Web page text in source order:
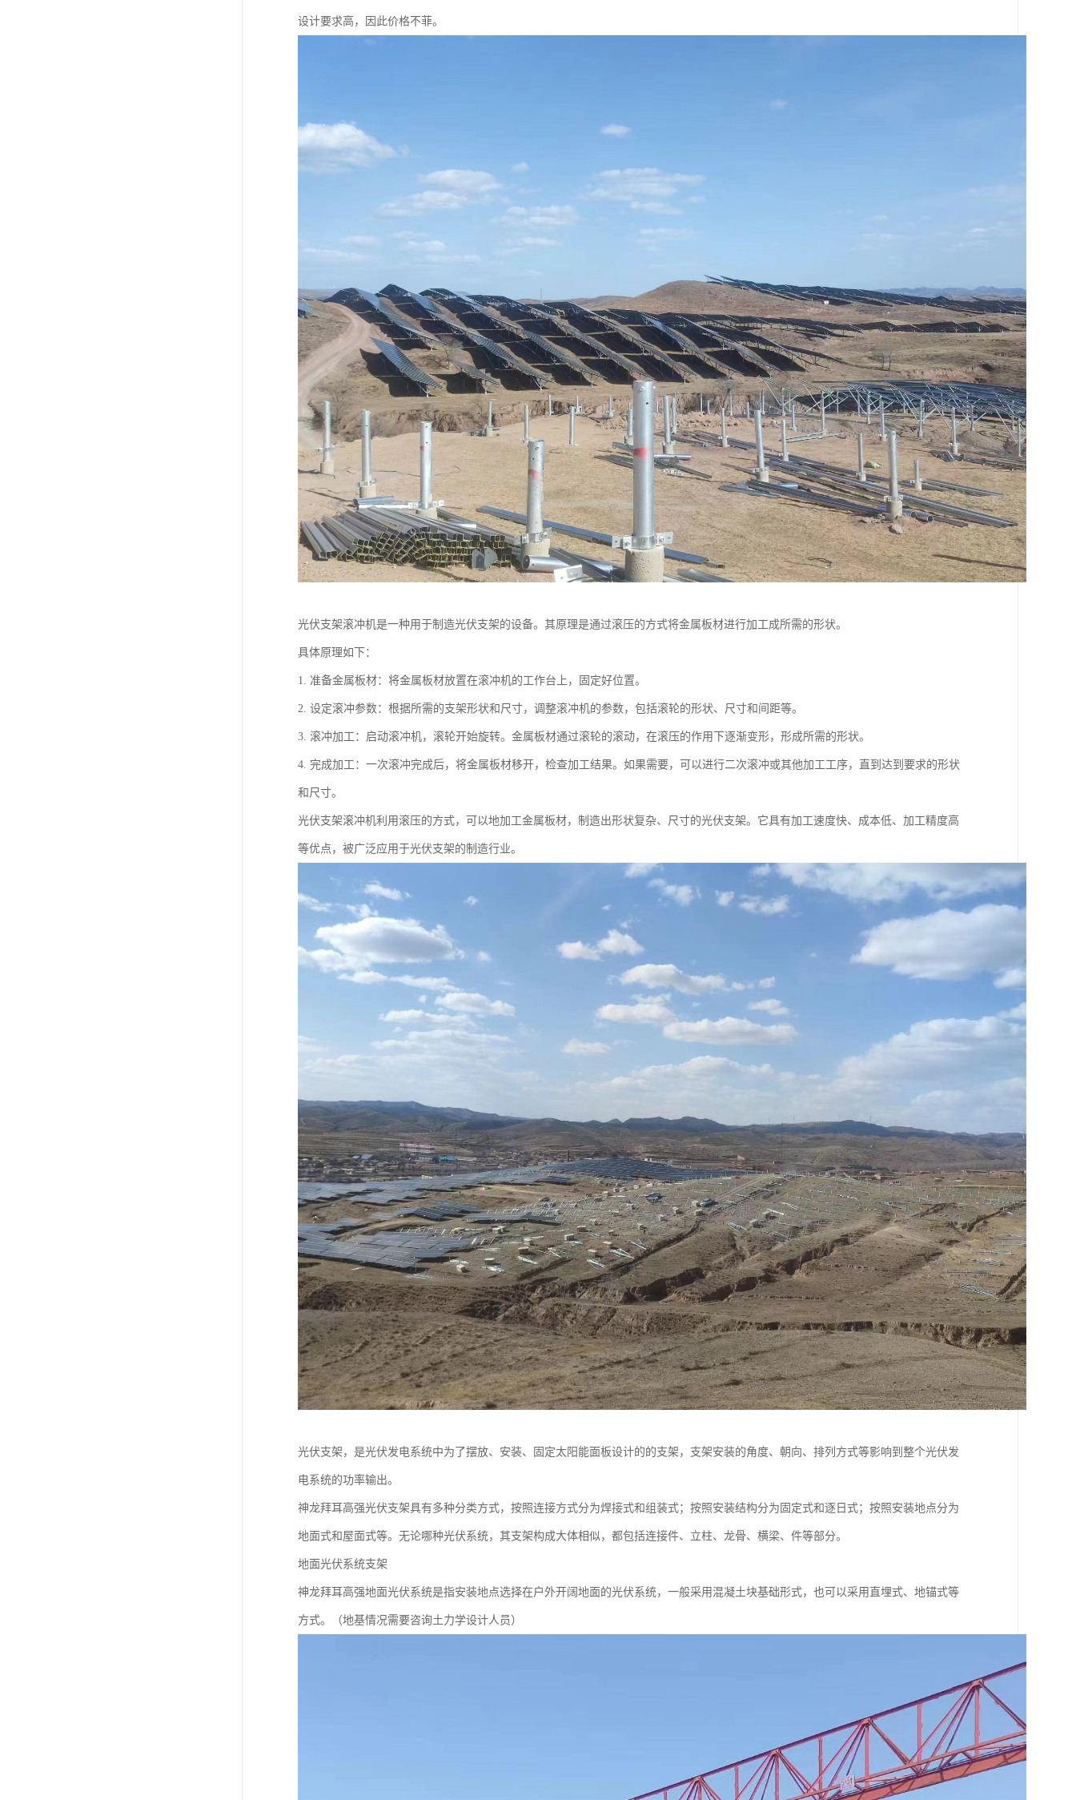
设计要求高，因此价格不菲。
光伏支架滚冲机是一种用于制造光伏支架的设备。其原理是通过滚压的方式将金属板材进行加工成所需的形状。
具体原理如下：
1. 准备金属板材：将金属板材放置在滚冲机的工作台上，固定好位置。
2. 设定滚冲参数：根据所需的支架形状和尺寸，调整滚冲机的参数，包括滚轮的形状、尺寸和间距等。
3. 滚冲加工：启动滚冲机，滚轮开始旋转。金属板材通过滚轮的滚动，在滚压的作用下逐渐变形，形成所需的形状。
4. 完成加工：一次滚冲完成后，将金属板材移开，检查加工结果。如果需要，可以进行二次滚冲或其他加工工序，直到达到要求的形状
和尺寸。
光伏支架滚冲机利用滚压的方式，可以地加工金属板材，制造出形状复杂、尺寸的光伏支架。它具有加工速度快、成本低、加工精度高
等优点，被广泛应用于光伏支架的制造行业。
光伏支架，是光伏发电系统中为了摆放、安装、固定太阳能面板设计的的支架，支架安装的角度、朝向、排列方式等影响到整个光伏发
电系统的功率输出。
神龙拜耳高强光伏支架具有多种分类方式，按照连接方式分为焊接式和组装式；按照安装结构分为固定式和逐日式；按照安装地点分为
地面式和屋面式等。无论哪种光伏系统，其支架构成大体相似，都包括连接件、立柱、龙骨、横梁、件等部分。
地面光伏系统支架
神龙拜耳高强地面光伏系统是指安装地点选择在户外开阔地面的光伏系统，一般采用混凝土块基础形式，也可以采用直埋式、地锚式等
方式。（地基情况需要咨询土力学设计人员）